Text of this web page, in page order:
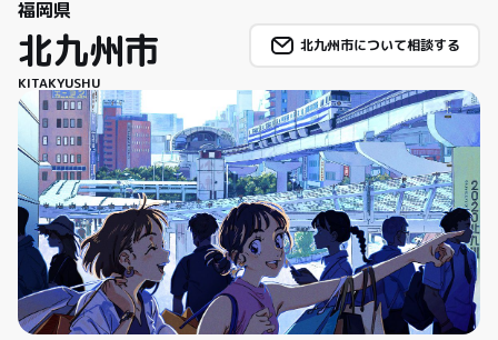
福岡県
北九州市
KITAKYUSHU
北九州市について相談する